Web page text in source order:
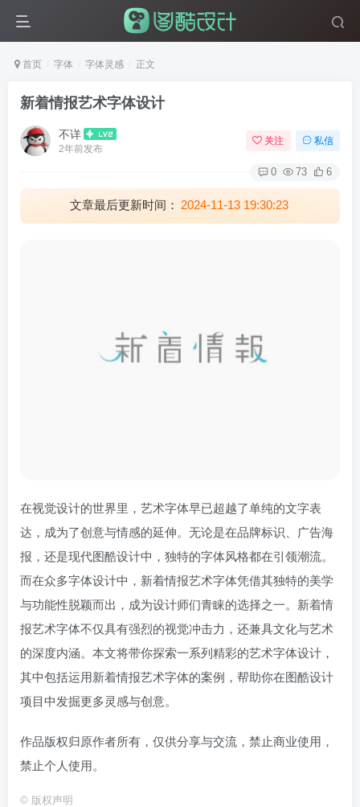
首页 字体 字体灵感 正文
新着情报艺术字体设计
不详
2年前发布
关注 私信
0 73 6
文章最后更新时间： 2024-11-13 19:30:23
在视觉设计的世界里，艺术字体早已超越了单纯的文字表
达，成为了创意与情感的延伸。无论是在品牌标识、广告海
报，还是现代图酷设计中，独特的字体风格都在引领潮流。
而在众多字体设计中，新着情报艺术字体凭借其独特的美学
与功能性脱颖而出，成为设计师们青睐的选择之一。新着情
报艺术字体不仅具有强烈的视觉冲击力，还兼具文化与艺术
的深度内涵。本文将带你探索一系列精彩的艺术字体设计，
其中包括运用新着情报艺术字体的案例，帮助你在图酷设计
项目中发掘更多灵感与创意。
作品版权归原作者所有，仅供分享与交流，禁止商业使用，
禁止个人使用。
© 版权声明